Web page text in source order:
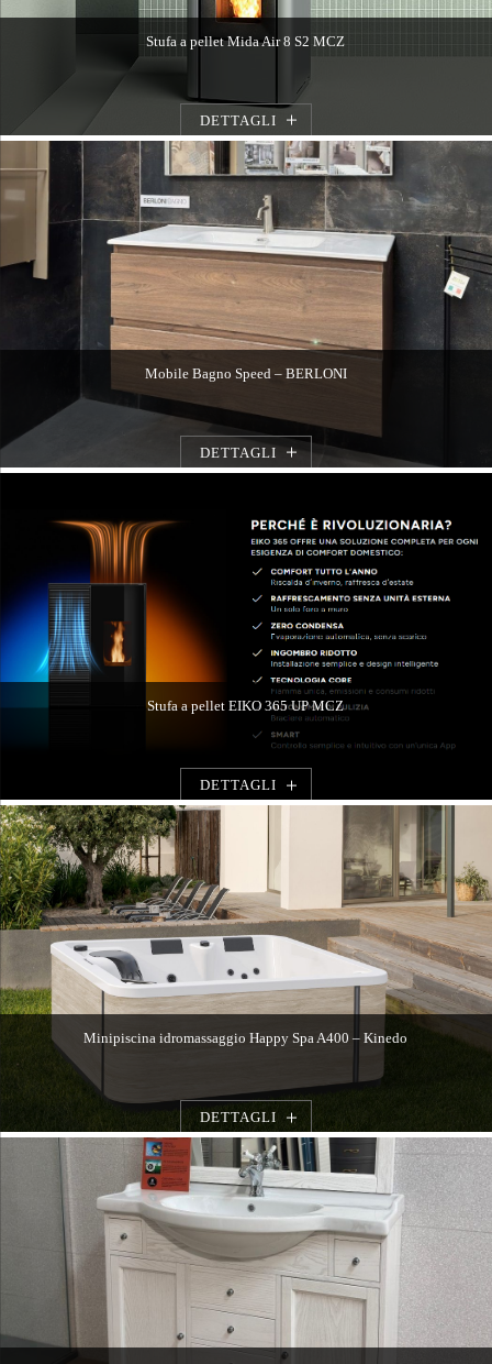
Stufa a pellet Mida Air 8 S2 MCZ
DETTAGLI
Mobile Bagno Speed – BERLONI
DETTAGLI
Stufa a pellet EIKO 365 UP MCZ
DETTAGLI
Minipiscina idromassaggio Happy Spa A400 – Kinedo
DETTAGLI